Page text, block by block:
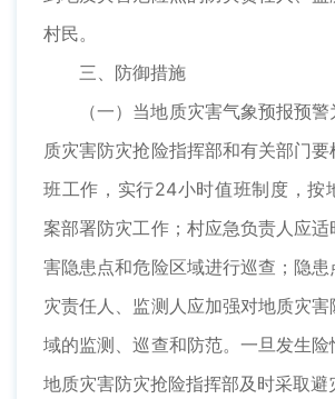
村民。
三、防御措施
（一）当地质灾害气象预报预
质灾害防灾抢险指挥部和有关部门
班工作，实行24小时值班制度，按
案部署防灾工作；村应急负责人应
害隐患点和危险区域进行巡查；隐
灾责任人、监测人应加强对地质灾
域的监测、巡查和防范。一旦发生
地质灾害防灾抢险指挥部及时采取避